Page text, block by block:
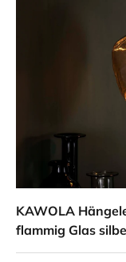
KAWOLA
flammig Glas